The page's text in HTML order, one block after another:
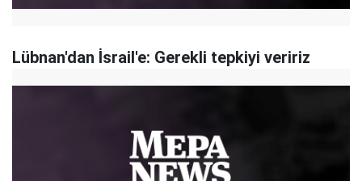
Lübnan'dan İsrail'e: Gerekli tepkiyi veririz